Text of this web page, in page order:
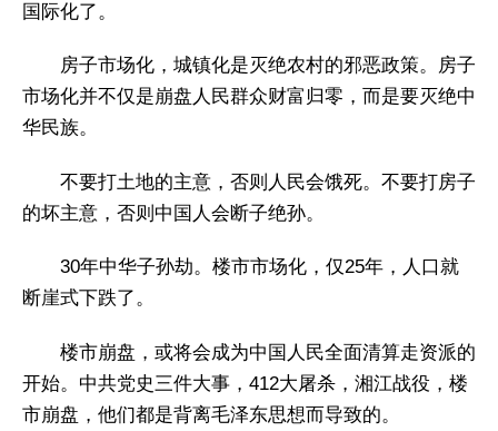
国际化了。
房子市场化，城镇化是灭绝农村的邪恶政策。房子
市场化并不仅是崩盘人民群众财富归零，而是要灭绝中
华民族。
不要打土地的主意，否则人民会饿死。不要打房子
的坏主意，否则中国人会断子绝孙。
30年中华子孙劫。楼市市场化，仅25年，人口就
断崖式下跌了。
楼市崩盘，或将会成为中国人民全面清算走资派的
开始。中共党史三件大事，412大屠杀，湘江战役，楼
市崩盘，他们都是背离毛泽东思想而导致的。